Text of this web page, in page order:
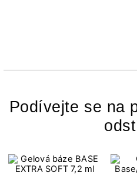
Podívejte se na